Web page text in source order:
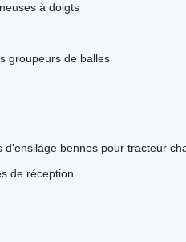
à doigts
groupeurs de balles
d'ensilage bennes pour tracteur
de réception